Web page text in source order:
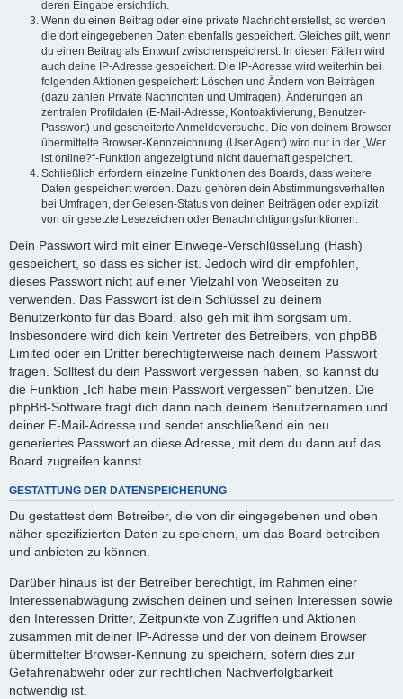
deren Eingabe ersichtlich.
Wenn du einen Beitrag oder eine private Nachricht erstellst, so werden
die dort eingegebenen Daten ebenfalls gespeichert. Gleiches gilt, wenn
du einen Beitrag als Entwurf zwischenspeicherst. In diesen Fällen wird
auch deine IP-Adresse gespeichert. Die IP-Adresse wird weiterhin bei
folgenden Aktionen gespeichert: Löschen und Ändern von Beiträgen
(dazu zählen Private Nachrichten und Umfragen), Änderungen an
zentralen Profildaten (E-Mail-Adresse, Kontoaktivierung, Benutzer-
Passwort) und gescheiterte Anmeldeversuche. Die von deinem Browser
übermittelte Browser-Kennzeichnung (User Agent) wird nur in der „Wer
ist online?“-Funktion angezeigt und nicht dauerhaft gespeichert.
Schließlich erfordern einzelne Funktionen des Boards, dass weitere
Daten gespeichert werden. Dazu gehören dein Abstimmungsverhalten
bei Umfragen, der Gelesen-Status von deinen Beiträgen oder explizit
von dir gesetzte Lesezeichen oder Benachrichtigungsfunktionen.
Dein Passwort wird mit einer Einwege-Verschlüsselung (Hash)
gespeichert, so dass es sicher ist. Jedoch wird dir empfohlen,
dieses Passwort nicht auf einer Vielzahl von Webseiten zu
verwenden. Das Passwort ist dein Schlüssel zu deinem
Benutzerkonto für das Board, also geh mit ihm sorgsam um.
Insbesondere wird dich kein Vertreter des Betreibers, von phpBB
Limited oder ein Dritter berechtigterweise nach deinem Passwort
fragen. Solltest du dein Passwort vergessen haben, so kannst du
die Funktion „Ich habe mein Passwort vergessen“ benutzen. Die
phpBB-Software fragt dich dann nach deinem Benutzernamen und
deiner E-Mail-Adresse und sendet anschließend ein neu
generiertes Passwort an diese Adresse, mit dem du dann auf das
Board zugreifen kannst.
GESTATTUNG DER DATENSPEICHERUNG
Du gestattest dem Betreiber, die von dir eingegebenen und oben
näher spezifizierten Daten zu speichern, um das Board betreiben
und anbieten zu können.
Darüber hinaus ist der Betreiber berechtigt, im Rahmen einer
Interessenabwägung zwischen deinen und seinen Interessen sowie
den Interessen Dritter, Zeitpunkte von Zugriffen und Aktionen
zusammen mit deiner IP-Adresse und der von deinem Browser
übermittelter Browser-Kennung zu speichern, sofern dies zur
Gefahrenabwehr oder zur rechtlichen Nachverfolgbarkeit
notwendig ist.